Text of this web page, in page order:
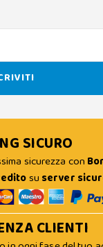
SICURO
sicurezza con
su server
CLIENTI